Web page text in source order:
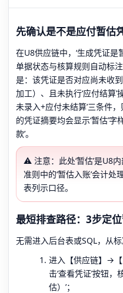
先确认是不是应付暂估
在U8供应链中，‘生成凭证是
单据状态与核算规则自动标
是：该凭证是否对应尚未收
加工）、且未执行‘应付结算
未录入+应付未结算’三条件
的凭证摘要均会显示‘暂估’
款’。
⚠️ 注意：此处‘暂估’是U8
准则中的‘暂估入账’会计
表列示口径。
最短排查路径：3步定
无需进入后台表或SQL，从
进入【供应链】→
击‘查看凭证’按钮
估）’；